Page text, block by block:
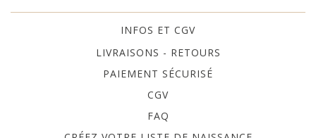
Bavoir en coton enduit sans phtalate idéal pour
Sa texture imperméable gardera bébé au propre et sa
gouttière rattrapera miettes, gouttes et autres petits
dérapages de l'apprentissage de l'autonomie à table.
Au quotidien un coup d'éponge suffit pour le nettoyer.
INFOS ET CGV
LIVRAISONS - RETOURS
PAIEMENT SÉCURISÉ
CGV
FAQ